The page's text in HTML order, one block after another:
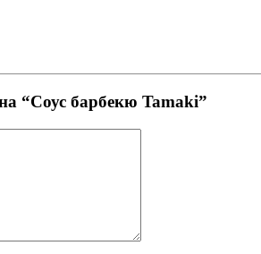
“Соус барбекю Tamaki”